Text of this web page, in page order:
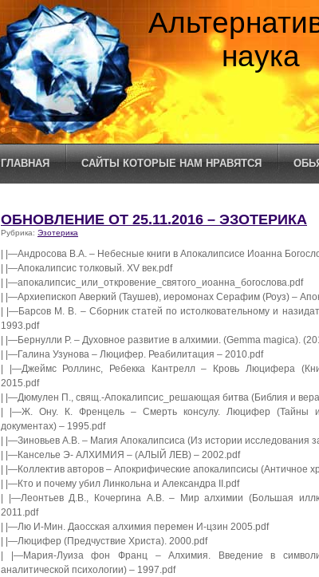
наука
ГЛАВНАЯ САЙТЫ КОТОРЫЕ НАМ НРАВЯТСЯ
ОБНОВЛЕНИЕ ОТ 25.11.2016 – ЭЗОТЕРИКА
Рубрика: Эзотерика
| |—Андросова В.А. – Небесные книги в Апокалипсисе Иоанна
| |—Апокалипсис толковый. XV век.pdf
| |—апокалипсис_или_откровение_святого_иоанна_богослова.pdf
| |—Архиепископ Аверкий (Таушев), иеромонах Серафим (Роуз) –
| |—Барсов М. В. – Сборник статей по истолковательному и
1993.pdf
| |—Бернулли Р. – Духовное развитие в алхимии. (Gemma magica).
| |—Галина Узунова – Люцифер. Реабилитация – 2010.pdf
| |—Джеймс Роллинс, Ребекка Кантрелл – Кровь Люцифера
2015.pdf
| |—Дюмулен П., свящ.-Апокалипсис_решающая битва (Библия и
| |—Ж. Ону. К. Френцель – Смерть консулу. Люцифер (Тайны
документах) – 1995.pdf
| |—Зиновьев А.В. – Магия Апокалипсиса (Из истории исследования
| |—Канселье Э- АЛХИМИЯ – (АЛЫЙ ЛЕВ) – 2002.pdf
| |—Коллектив авторов – Апокрифические апокалипсисы (Античное
| |—Кто и почему убил Линкольна и Александра II.pdf
| |—Леонтьев Д.В., Кочергина А.В. – Мир алхимии (Большая
2011.pdf
| |—Лю И-Мин. Даосская алхимия перемен И-цзин 2005.pdf
| |—Люцифер (Предчуствие Христа). 2000.pdf
| |—Мария-Луиза фон Франц – Алхимия. Введение в
аналитической психологии) – 1997.pdf